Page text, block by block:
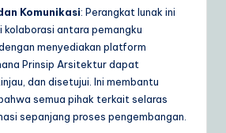
Komunikasi: Perangkat lunak ini
antara pemangku
menyediakan platform
Prinsip Arsitektur dapat
dan disetujui. Ini membantu
semua pihak terkait selaras
sepanjang proses pengembangan.